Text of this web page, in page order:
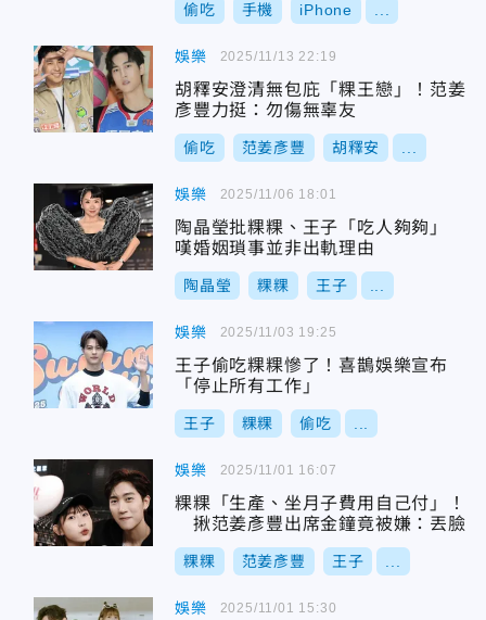
偷吃 手機 iPhone
娛樂
胡釋安澄清無包庇「粿王戀」！范姜
彥豐力挺：勿傷無辜友
偷吃 范姜彥豐 胡釋安
2025/11/13 22:19
娛樂
陶晶瑩批粿粿、王子「吃人夠夠」
嘆婚姻瑣事並非出軌理由
陶晶瑩 粿粿 王子
2025/11/06 18:01
娛樂
王子偷吃粿粿慘了！喜鵲娛樂宣布
「停止所有工作」
王子 粿粿 偷吃
2025/11/03 19:25
娛樂
粿粿「生產、坐月子費用自己付」！
揪范姜彥豐出席金鐘竟被嫌：丟臉
粿粿 范姜彥豐 王子
2025/11/01 16:07
娛樂 2025/11/01 15:30